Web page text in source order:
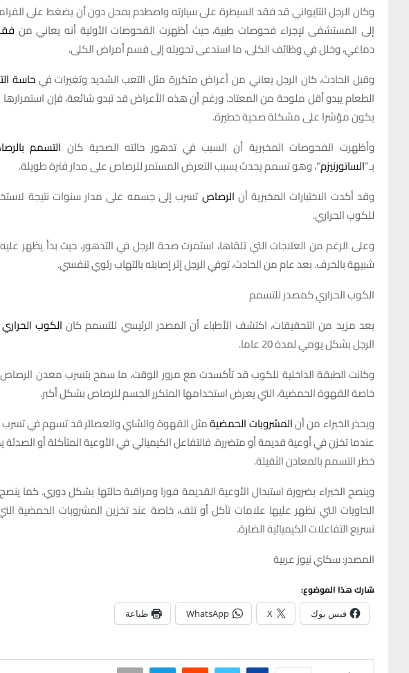
وكان الرجل التايواني قد فقد السيطرة على سيارته واصطدم بمحل دون أن يضغط على
إلى المستشفى لإجراء فحوصات طبية، حيث أظهرت الفحوصات الأولية أنه يعاني من
دماغي، وخلل في وظائف الكلى، ما استدعى تحويله إلى قسم أمراض الكلى.
وقبل الحادث، كان الرجل يعاني من أعراض متكررة مثل التعب الشديد وتغيرات فيحاسة
الطعام يبدو أقل ملوحة من المعتاد. ورغم أن هذه الأعراض قد تبدو شائعة، فإن
يكون مؤشرا على مشكلة صحية خطيرة.
وأظهرت الفحوصات المخبرية أن السبب في تدهور حالته الصحية كان التسمم
بـ”الساتورنيزم“، وهو تسمم يحدث بسبب التعرض المستمر للرصاص على مدار فترة طويلة.
وقد أكدت الاختبارات المخبرية أن الرصاص تسرب إلى جسمه على مدار سنوات نتيجة
للكوب الحراري.
وعلى الرغم من العلاجات التي تلقاها، استمرت صحة الرجل في التدهور، حيث بدأ يظهر
شبيهة بالخرف. بعد عام من الحادث، توفي الرجل إثر إصابته بالتهاب رئوي تنفسي.
الكوب الحراري كمصدر للتسمم
بعد مزيد من التحقيقات، اكتشف الأطباء أن المصدر الرئيسي للتسمم كان الكوب الحراري
الرجل بشكل يومي لمدة 20 عاما.
وكانت الطبقة الداخلية للكوب قد تأكسدت مع مرور الوقت، ما سمح بتسرب معدن الرصاص
خاصة القهوة الحمضية، التي يعرض استخدامها المتكرر الجسم للرصاص بشكل أكبر.
ويحذر الخبراء من أنالمشروبات الحمضيةمثل القهوة والشاي والعصائر قد تسهم في تسرب
عندما تخزن في أوعية قديمة أو متضررة. فالتفاعل الكيميائي في الأوعية المتآكلة أو
خطر التسمم بالمعادن الثقيلة.
وينصح الخبراء بضرورة استبدال الأوعية القديمة فورا ومراقبة حالتها بشكل دوري. كما
الحاويات التي تظهر عليها علامات تآكل أو تلف، خاصة عند تخزين المشروبات الحمضية
تسريع التفاعلات الكيميائية الضارة.
المصدر: سكاي نيوز عربية
شارك هذا الموضوع:
فيس بوك X
WhatsApp طباعة